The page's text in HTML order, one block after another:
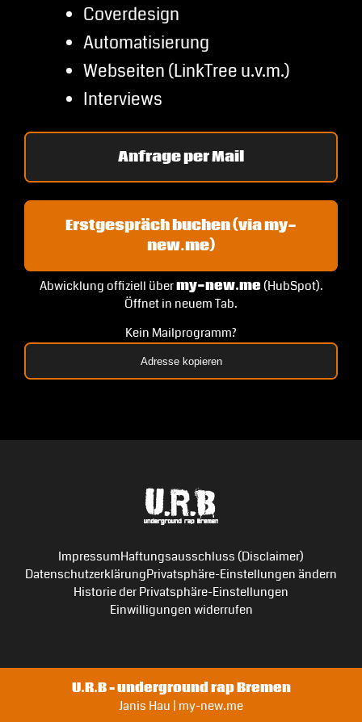
Coverdesign
Automatisierung
Webseiten (LinkTree u.v.m.)
Interviews
Anfrage per Mail
Erstgespräch buchen (via my-
new.me)
Abwicklung offiziell übermy-new.me(HubSpot).
Öffnet in neuem Tab.
Kein Mailprogramm?
Adresse kopieren
ImpressumHaftungsausschluss (Disclaimer)
DatenschutzerklärungPrivatsphäre-Einstellungen ändern
Historie der Privatsphäre-Einstellungen
Einwilligungen widerrufen
U.R.B – underground rap Bremen
Janis Hau | my-new.me